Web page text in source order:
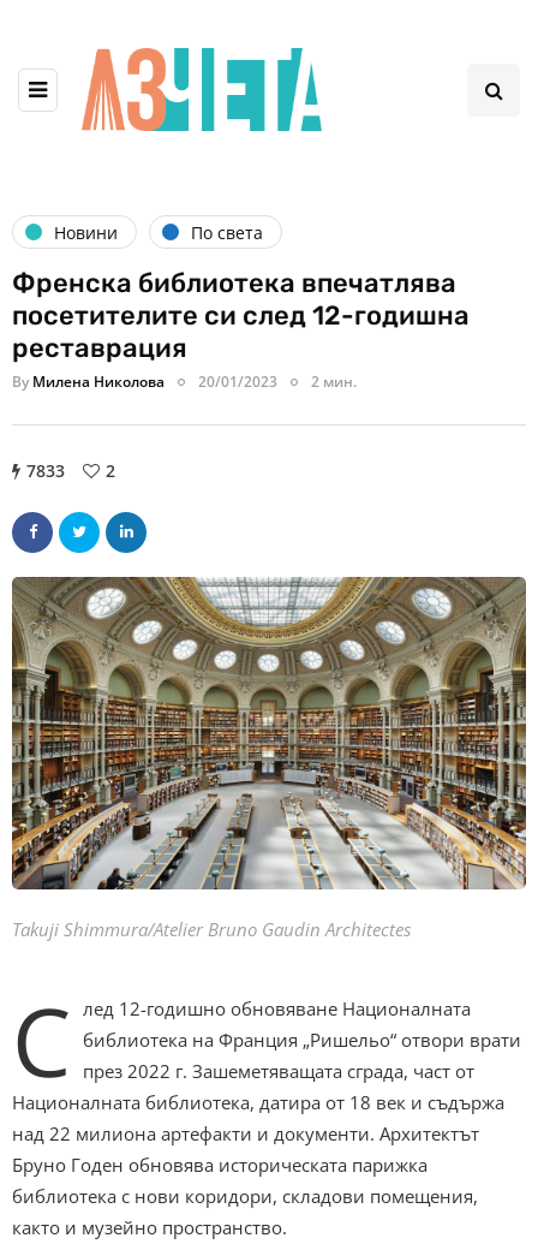
Новини По света
Френска библиотека впечатлява
посетителите си след 12-годишна
реставрация
By Милена Николова 20/01/2023 2 мин.
7833 2
Takuji Shimmura/Atelier Bruno Gaudin Architectes
С лед 12-годишно обновяване Националната
библиотека на Франция „Ришельо“ отвори врати
през 2022 г. Зашеметяващата сграда, част от
Националната библиотека, датира от 18 век и съдържа
над 22 милиона артефакти и документи. Архитектът
Бруно Годен обновява историческата парижка
библиотека с нови коридори, складови помещения,
както и музейно пространство.